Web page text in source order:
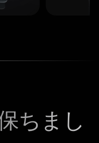
ちまし